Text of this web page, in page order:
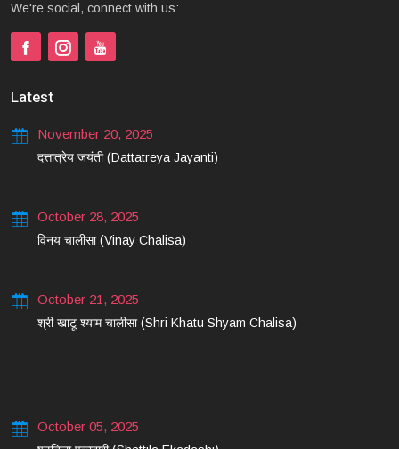
We're social, connect with us:
Latest
November 20, 2025
दत्तात्रेय जयंती (Dattatreya Jayanti)
October 28, 2025
विनय चालीसा (Vinay Chalisa)
October 21, 2025
श्री खाटू श्याम चालीसा (Shri Khatu Shyam Chalisa)
October 05, 2025